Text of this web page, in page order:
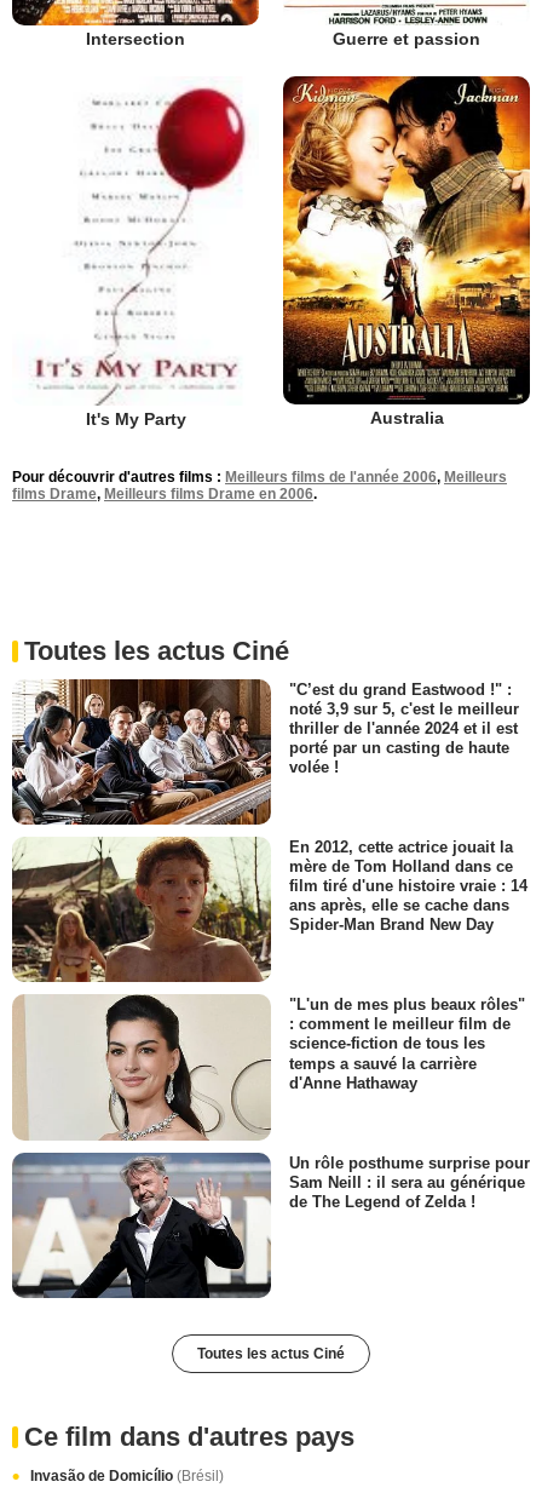
Intersection Guerre et passion
It's My Party Australia
Pour découvrir d'autres films : Meilleurs films de l'année 2006, Meilleurs
films Drame, Meilleurs films Drame en 2006.
Toutes les actus Ciné
"C’est du grand Eastwood !" :
noté 3,9 sur 5, c'est le meilleur
thriller de l'année 2024 et il est
porté par un casting de haute
volée !
En 2012, cette actrice jouait la
mère de Tom Holland dans ce
film tiré d'une histoire vraie : 14
ans après, elle se cache dans
Spider-Man Brand New Day
"L'un de mes plus beaux rôles"
: comment le meilleur film de
science-fiction de tous les
temps a sauvé la carrière
d'Anne Hathaway
Un rôle posthume surprise pour
Sam Neill : il sera au générique
de The Legend of Zelda !
Toutes les actus Ciné
Ce film dans d'autres pays
Invasão de Domicílio (Brésil)